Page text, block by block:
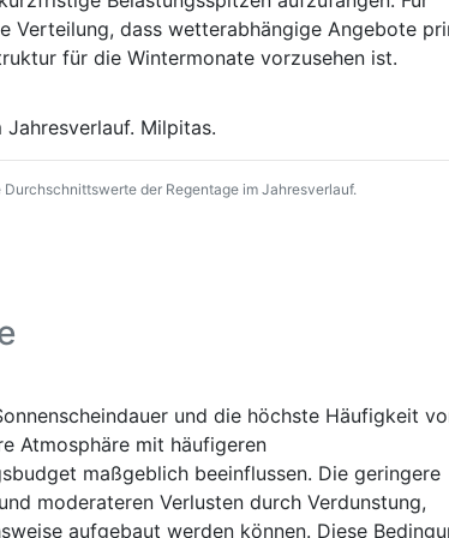
Verteilung, dass wetterabhängige Angebote
für die Wintermonate vorzusehen ist.
der Regentage im Jahresverlauf.
und die höchste Häufigkeit
Atmosphäre mit häufigeren
maßgeblich beeinflussen. Die geringere
moderateren Verlusten durch Verdunstung,
aufgebaut werden können. Diese